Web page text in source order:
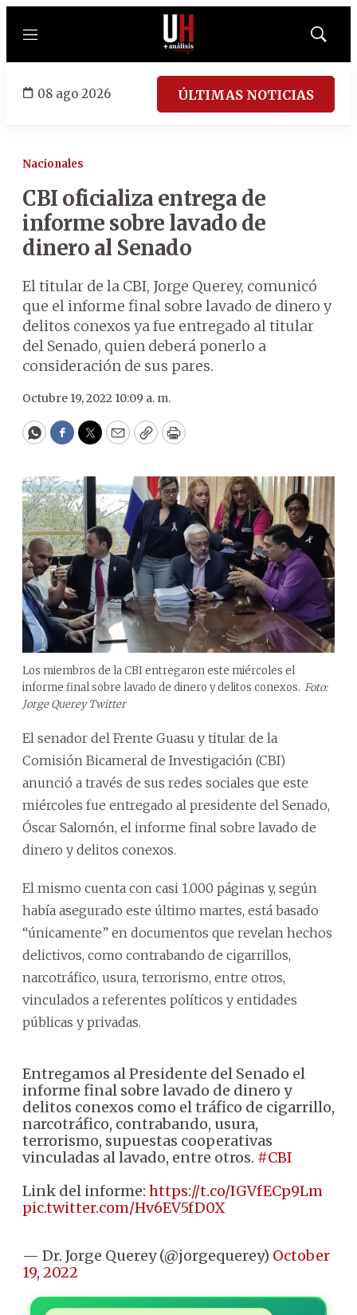
Menú
Mostrar
08 ago 2026 ÚLTIMAS NOTICIAS
Nacionales
CBI oficializa entrega de
informe sobre lavado de
dinero al Senado
El titular de la CBI, Jorge Querey, comunicó
que el informe final sobre lavado de dinero y
delitos conexos ya fue entregado al titular
del Senado, quien deberá ponerlo a
consideración de sus pares.
Octubre 19, 2022 10:09 a. m.
WhatsApp
Facebook
Twitter
EmailCopyPrint
Los miembros de la CBI entregaron este miércoles el
informe final sobre lavado de dinero y delitos conexos. Foto:
Jorge Querey Twitter
El senador del Frente Guasu y titular de la
Comisión Bicameral de Investigación (CBI)
anunció a través de sus redes sociales que este
miércoles fue entregado al presidente del Senado,
Óscar Salomón, el informe final sobre lavado de
dinero y delitos conexos.
El mismo cuenta con casi 1.000 páginas y, según
había asegurado este último martes, está basado
“únicamente” en documentos que revelan hechos
delictivos, como contrabando de cigarrillos,
narcotráfico, usura, terrorismo, entre otros,
vinculados a referentes políticos y entidades
públicas y privadas.
Entregamos al Presidente del Senado el
informe final sobre lavado de dinero y
delitos conexos como el tráfico de cigarrillo,
narcotráfico, contrabando, usura,
terrorismo, supuestas cooperativas
vinculadas al lavado, entre otros. #CBI
Link del informe: https://t.co/IGVfECp9Lm
pic.twitter.com/Hv6EV5fD0X
— Dr. Jorge Querey (@jorgequerey) October
19, 2022